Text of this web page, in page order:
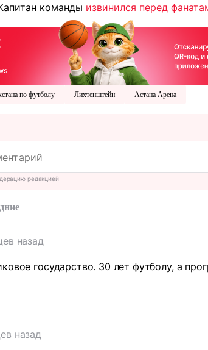
команды извинился перед
по футболу Лихтенштейн Астана Арена
редакцией
назад
государство. 30 лет футболу, а
назад